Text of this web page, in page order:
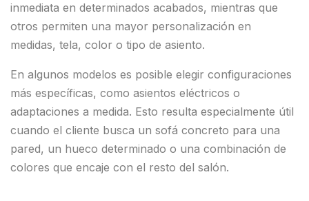
inmediata en determinados acabados, mientras que
otros permiten una mayor personalización en
medidas, tela, color o tipo de asiento.
En algunos modelos es posible elegir configuraciones
más específicas, como asientos eléctricos o
adaptaciones a medida. Esto resulta especialmente útil
cuando el cliente busca un sofá concreto para una
pared, un hueco determinado o una combinación de
colores que encaje con el resto del salón.